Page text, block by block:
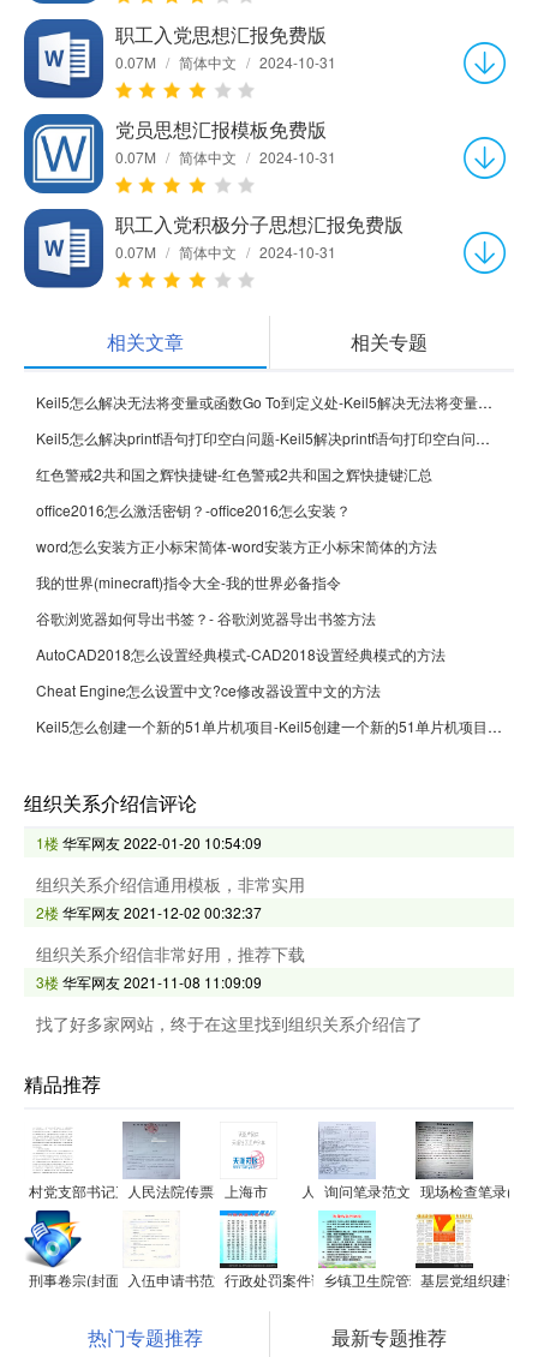
职工入党思想汇报免费版
0.07M / 简体中文 / 2024-10-31
党员思想汇报模板免费版
0.07M / 简体中文 / 2024-10-31
职工入党积极分子思想汇报免费版
0.07M / 简体中文 / 2024-10-31
相关文章 相关专题
Keil5怎么解决无法将变量或函数Go To到定义处-Keil5解决无法将变量或函数Go To到定义处的方法
Keil5怎么解决printf语句打印空白问题-Keil5解决printf语句打印空白问题的方法
红色警戒2共和国之辉快捷键-红色警戒2共和国之辉快捷键汇总
office2016怎么激活密钥？-office2016怎么安装？
word怎么安装方正小标宋简体-word安装方正小标宋简体的方法
我的世界(minecraft)指令大全-我的世界必备指令
谷歌浏览器如何导出书签？- 谷歌浏览器导出书签方法
AutoCAD2018怎么设置经典模式-CAD2018设置经典模式的方法
Cheat Engine怎么设置中文?ce修改器设置中文的方法
Keil5怎么创建一个新的51单片机项目-Keil5创建一个新的51单片机项目的方法
组织关系介绍信评论
1楼华军网友2022-01-20 10:54:09
组织关系介绍信通用模板，非常实用
2楼华军网友2021-12-02 00:32:37
组织关系介绍信非常好用，推荐下载
3楼华军网友2021-11-08 11:09:09
找了好多家网站，终于在这里找到组织关系介绍信了
精品推荐
村党支部书记三年任期目标责任书
人民法院传票(刑事案件用)范文上海市____人民法院当事人送达地址确认书范文
询问笔录范文 现场检查笔录(药
刑事卷宗(封面)范文入伍申请书范文行政处罚案件询问笔录范文
乡镇卫生院管理制度基层党组织建设
热门专题推荐 最新专题推荐